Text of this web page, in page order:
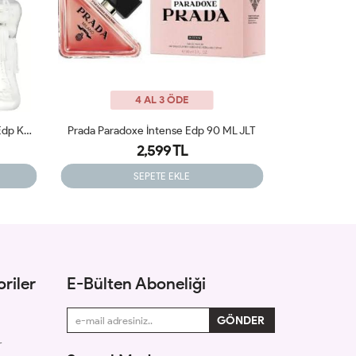
JLT
4 AL 3 ÖDE
Lancome La Nuit Tresor EDP 100ML Kadın Parfüm ARC JLT
2,350 TL
SEPETE EKLE
E-Bülten Aboneliği